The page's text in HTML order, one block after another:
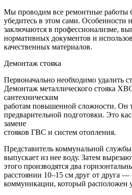
Мы проводим все ремонтные работы
убедитесь в этом сами. Особенности
заключаются в профессионализме,
нормативных документов и
качественных материалов.
Демонтаж стояка
Первоначально необходимо удалить
Демонтаж металлического стояка
сантехническим
работам повышенной сложности. Он
предварительной подготовки. Это
замене
стояков ГВС и систем отопления.
Представитель коммунальной
выпускает из нее воду. Затем
этого производятся два
расстоянии 10–15 см друг от друга —
коммуникации, который расположен